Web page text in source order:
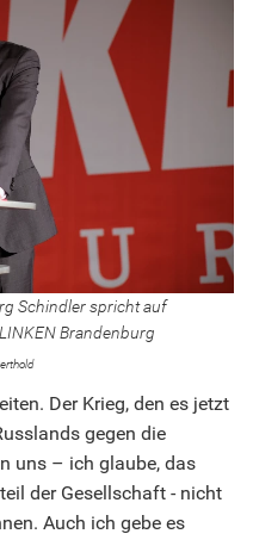
Schindler spricht auf
Brandenburg
Der Krieg, den es jetzt
gegen die
uns – ich glaube, das
der Gesellschaft - nicht
Auch ich gebe es